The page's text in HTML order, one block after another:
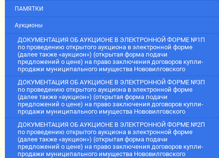
ПАМЯТКИ
Аукционы
ДОКУМЕНТАЦИЯ ОБ АУКЦИОНЕ В ЭЛЕКТРОННОЙ ФОРМЕ №1П
по проведению открытого аукциона в электронной форме
(далее также «аукцион») (открытая форма подачи
предложений о цене) на право заключения договоров купли-
продажи муниципального имущества Нововилговского
ДОКУМЕНТАЦИЯ ОБ АУКЦИОНЕ В ЭЛЕКТРОННОЙ ФОРМЕ №3П
по проведению открытого аукциона в электронной форме
(далее также «аукцион») (открытая форма подачи
предложений о цене) на право заключения договоров купли-
продажи муниципального имущества Нововилговского
ДОКУМЕНТАЦИЯ ОБ АУКЦИОНЕ В ЭЛЕКТРОННОЙ ФОРМЕ №2П
по проведению открытого аукциона в электронной форме
(далее также «аукцион») (открытая форма подачи
предложений о цене) на право заключения договоров купли-
продажи муниципального имущества Нововилговского